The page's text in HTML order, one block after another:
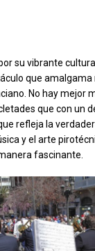
su vibrante
que
No hay mejor
que con un
refleja la
y el arte
fascinante.